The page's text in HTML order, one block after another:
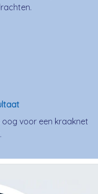
voor een kraaknet